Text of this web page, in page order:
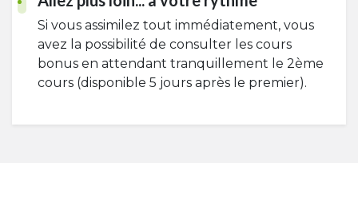
Si vous assimilez tout immédiatement, vous
avez la possibilité de consulter les cours
bonus en attendant tranquillement le 2ème
cours (disponible 5 jours après le premier).